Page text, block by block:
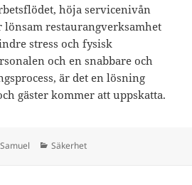
höja servicenivån
restaurangverksamhet
stress och fysisk
och en snabbare och
är det en lösning
gäster kommer att uppskatta.
Författare
Samuel Kategorier
Säkerhet